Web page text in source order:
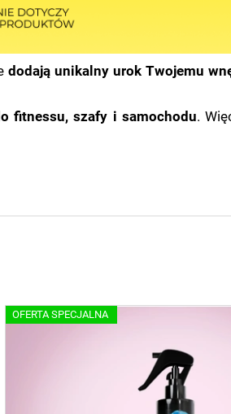
dodają unikalny urok Twojemu
fitnessu, szafy i samochodu.
OFERTA SPECJALNA